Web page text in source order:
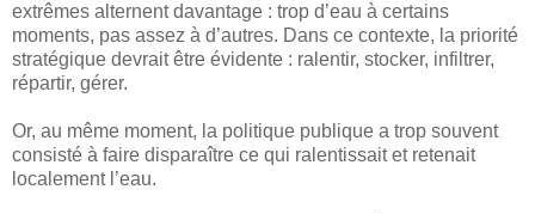
extrêmes alternent davantage : trop d’eau à certains
moments, pas assez à d’autres. Dans ce contexte, la priorité
stratégique devrait être évidente : ralentir, stocker, infiltrer,
répartir, gérer.
Or, au même moment, la politique publique a trop souvent
consisté à faire disparaître ce qui ralentissait et retenait
localement l’eau.